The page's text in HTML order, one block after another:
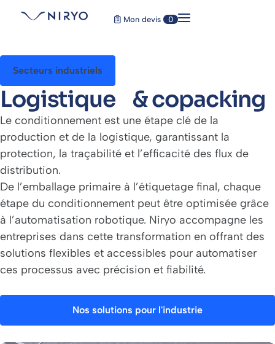
Mon devis 0
Secteurs industriels
Logistique & copacking
Le conditionnement est une étape clé de la
production et de la logistique, garantissant la
protection, la traçabilité et l’efficacité des flux de
distribution.
De l’emballage primaire à l’étiquetage final, chaque
étape du conditionnement peut être optimisée grâce
à l’automatisation robotique. Niryo accompagne les
entreprises dans cette transformation en offrant des
solutions flexibles et accessibles pour automatiser
ces processus avec précision et fiabilité.
Nos solutions pour l'industrie